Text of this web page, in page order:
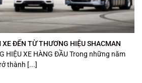
XE ĐẾN TỪ THƯƠNG HIỆU SHACMAN
HIỆU XE HÀNG ĐẦU Trong những năm
thành [...]